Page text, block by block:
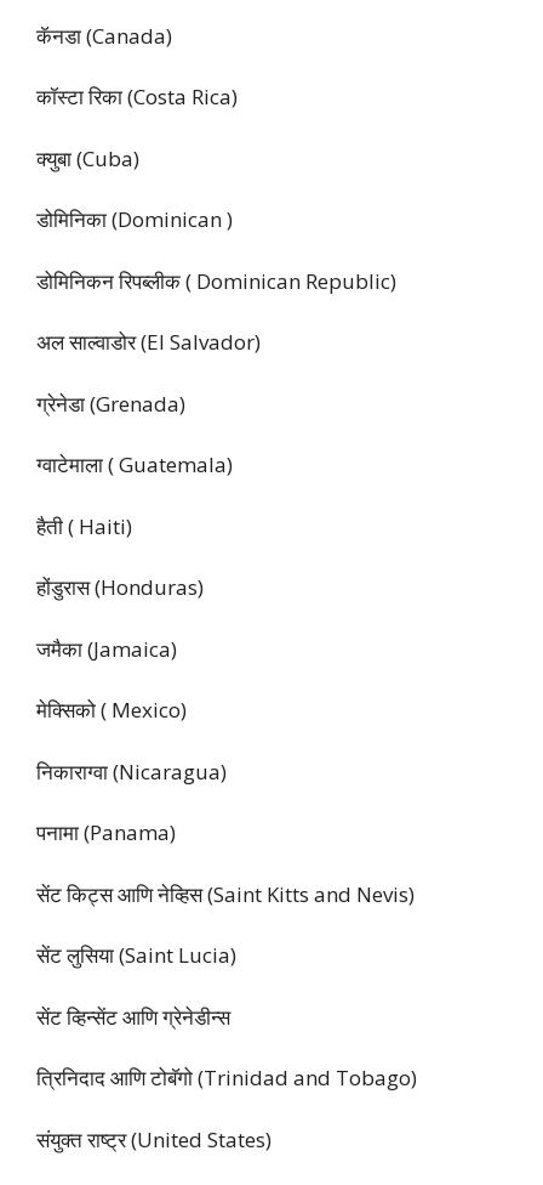
कॅनडा (Canada)
कॉस्टा रिका (Costa Rica)
क्युबा (Cuba)
डोमिनिका (Dominican )
डोमिनिकन रिपब्लीक ( Dominican Republic)
अल साल्वाडोर (El Salvador)
ग्रेनेडा (Grenada)
ग्वाटेमाला ( Guatemala)
हैती ( Haiti)
होंडुरास (Honduras)
जमैका (Jamaica)
मेक्सिको ( Mexico)
निकाराग्वा (Nicaragua)
पनामा (Panama)
सेंट किट्स आणि नेव्हिस (Saint Kitts and Nevis)
सेंट लुसिया (Saint Lucia)
सेंट व्हिन्सेंट आणि ग्रेनेडीन्स
त्रिनिदाद आणि टोबॅगो (Trinidad and Tobago)
संयुक्त राष्ट्र (United States)